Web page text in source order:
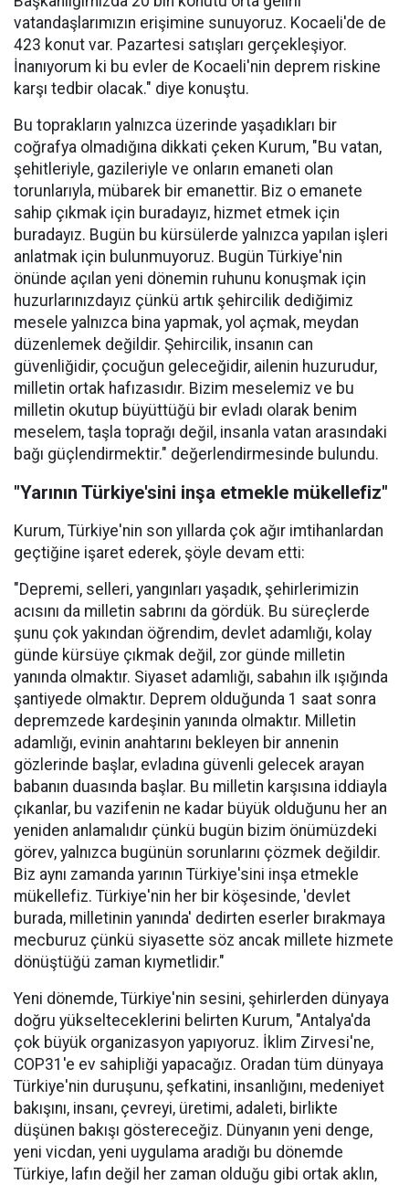
vatandaşlarımızın erişimine sunuyoruz. Kocaeli'de de
423 konut var. Pazartesi satışları gerçekleşiyor.
İnanıyorum ki bu evler de Kocaeli'nin deprem riskine
karşı tedbir olacak." diye konuştu.
Bu toprakların yalnızca üzerinde yaşadıkları bir
coğrafya olmadığına dikkati çeken Kurum, "Bu vatan,
şehitleriyle, gazileriyle ve onların emaneti olan
torunlarıyla, mübarek bir emanettir. Biz o emanete
sahip çıkmak için buradayız, hizmet etmek için
buradayız. Bugün bu kürsülerde yalnızca yapılan işleri
anlatmak için bulunmuyoruz. Bugün Türkiye'nin
önünde açılan yeni dönemin ruhunu konuşmak için
huzurlarınızdayız çünkü artık şehircilik dediğimiz
mesele yalnızca bina yapmak, yol açmak, meydan
düzenlemek değildir. Şehircilik, insanın can
güvenliğidir, çocuğun geleceğidir, ailenin huzurudur,
milletin ortak hafızasıdır. Bizim meselemiz ve bu
milletin okutup büyüttüğü bir evladı olarak benim
meselem, taşla toprağı değil, insanla vatan arasındaki
bağı güçlendirmektir." değerlendirmesinde bulundu.
"Yarının Türkiye'sini inşa etmekle mükellefiz"
Kurum, Türkiye'nin son yıllarda çok ağır imtihanlardan
geçtiğine işaret ederek, şöyle devam etti:
"Depremi, selleri, yangınları yaşadık, şehirlerimizin
acısını da milletin sabrını da gördük. Bu süreçlerde
şunu çok yakından öğrendim, devlet adamlığı, kolay
günde kürsüye çıkmak değil, zor günde milletin
yanında olmaktır. Siyaset adamlığı, sabahın ilk ışığında
şantiyede olmaktır. Deprem olduğunda 1 saat sonra
depremzede kardeşinin yanında olmaktır. Milletin
adamlığı, evinin anahtarını bekleyen bir annenin
gözlerinde başlar, evladına güvenli gelecek arayan
babanın duasında başlar. Bu milletin karşısına iddiayla
çıkanlar, bu vazifenin ne kadar büyük olduğunu her an
yeniden anlamalıdır çünkü bugün bizim önümüzdeki
görev, yalnızca bugünün sorunlarını çözmek değildir.
Biz aynı zamanda yarının Türkiye'sini inşa etmekle
mükellefiz. Türkiye'nin her bir köşesinde, 'devlet
burada, milletinin yanında' dedirten eserler bırakmaya
mecburuz çünkü siyasette söz ancak millete hizmete
dönüştüğü zaman kıymetlidir."
Yeni dönemde, Türkiye'nin sesini, şehirlerden dünyaya
doğru yükselteceklerini belirten Kurum, "Antalya'da
çok büyük organizasyon yapıyoruz. İklim Zirvesi'ne,
COP31'e ev sahipliği yapacağız. Oradan tüm dünyaya
Türkiye'nin duruşunu, şefkatini, insanlığını, medeniyet
bakışını, insanı, çevreyi, üretimi, adaleti, birlikte
düşünen bakışı göstereceğiz. Dünyanın yeni denge,
yeni vicdan, yeni uygulama aradığı bu dönemde
Türkiye, lafın değil her zaman olduğu gibi ortak aklın,